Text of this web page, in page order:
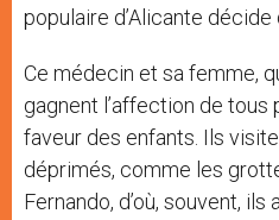
populaire d’Alicante décide
Ce médecin et sa femme,
gagnent l’affection de tous
faveur des enfants. Ils
déprimés, comme les
Fernando, d’où, souvent,